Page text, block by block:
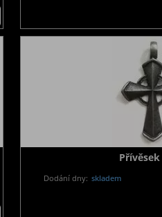
Dodání dny: skladem